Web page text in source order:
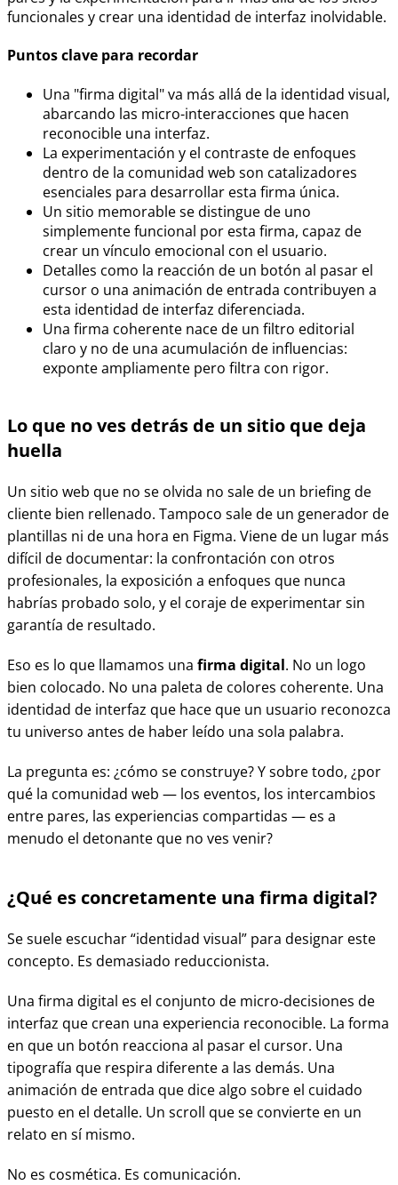
funcionales y crear una identidad de interfaz inolvidable.
Puntos clave para recordar
Una "firma digital" va más allá de la identidad visual,
abarcando las micro-interacciones que hacen
reconocible una interfaz.
La experimentación y el contraste de enfoques
dentro de la comunidad web son catalizadores
esenciales para desarrollar esta firma única.
Un sitio memorable se distingue de uno
simplemente funcional por esta firma, capaz de
crear un vínculo emocional con el usuario.
Detalles como la reacción de un botón al pasar el
cursor o una animación de entrada contribuyen a
esta identidad de interfaz diferenciada.
Una firma coherente nace de un filtro editorial
claro y no de una acumulación de influencias:
exponte ampliamente pero filtra con rigor.
Lo que no ves detrás de un sitio que deja
huella
Un sitio web que no se olvida no sale de un briefing de
cliente bien rellenado. Tampoco sale de un generador de
plantillas ni de una hora en Figma. Viene de un lugar más
difícil de documentar: la confrontación con otros
profesionales, la exposición a enfoques que nunca
habrías probado solo, y el coraje de experimentar sin
garantía de resultado.
Eso es lo que llamamos una firma digital. No un logo
bien colocado. No una paleta de colores coherente. Una
identidad de interfaz que hace que un usuario reconozca
tu universo antes de haber leído una sola palabra.
La pregunta es: ¿cómo se construye? Y sobre todo, ¿por
qué la comunidad web — los eventos, los intercambios
entre pares, las experiencias compartidas — es a
menudo el detonante que no ves venir?
¿Qué es concretamente una firma digital?
Se suele escuchar “identidad visual” para designar este
concepto. Es demasiado reduccionista.
Una firma digital es el conjunto de micro-decisiones de
interfaz que crean una experiencia reconocible. La forma
en que un botón reacciona al pasar el cursor. Una
tipografía que respira diferente a las demás. Una
animación de entrada que dice algo sobre el cuidado
puesto en el detalle. Un scroll que se convierte en un
relato en sí mismo.
No es cosmética. Es comunicación.